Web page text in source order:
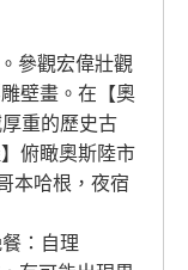
參觀宏偉壯觀
壁畫。在【奧
重的歷史古
俯瞰奧斯陸市
本哈根，夜宿
：自理